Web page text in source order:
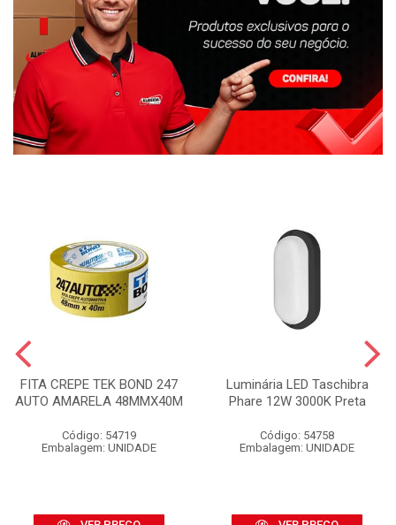
FITA CREPE TEK BOND 247
AUTO AMARELA 48MMX40M
Código: 54719
Embalagem: UNIDADE
Luminária LED Taschibra
Phare 12W 3000K Preta
Código: 54758
Embalagem: UNIDADE